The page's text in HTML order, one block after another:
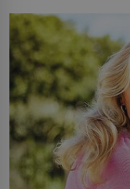
můžete obohatit
větší harmonii a